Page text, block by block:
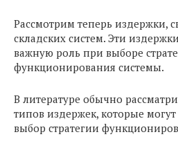
Рассмотрим теперь издержки,
складских систем. Эти
важную роль при выборе
функционирования системы.
В литературе обычно
типов издержек, которые
выбор стратегии